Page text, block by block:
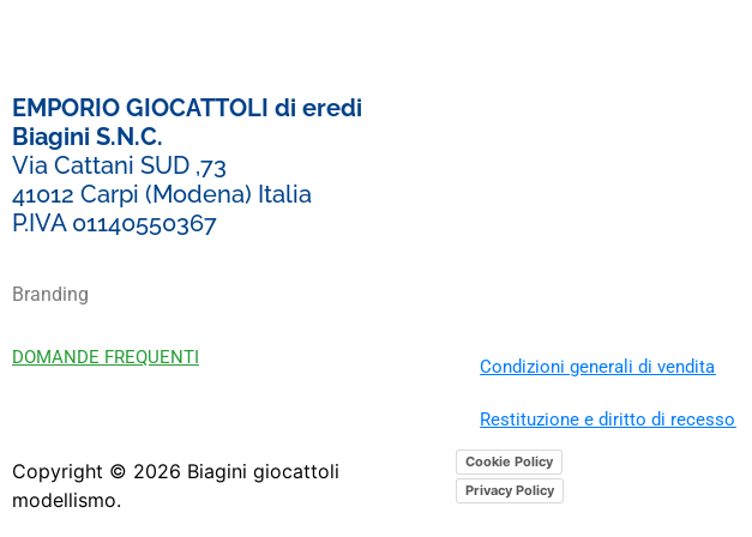
EMPORIO GIOCATTOLI di eredi
Biagini S.N.C.
Via Cattani SUD ,73
41012 Carpi (Modena) Italia
P.IVA 01140550367
Branding
DOMANDE FREQUENTI Condizioni generali di vendita
Restituzione e diritto di recesso
Copyright © 2026 Biagini giocattoli
modellismo.
Cookie Policy
Privacy Policy